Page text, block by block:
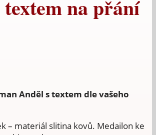
na přání
Anděl s textem dle vašeho
– materiál slitina kovů. Medailon ke